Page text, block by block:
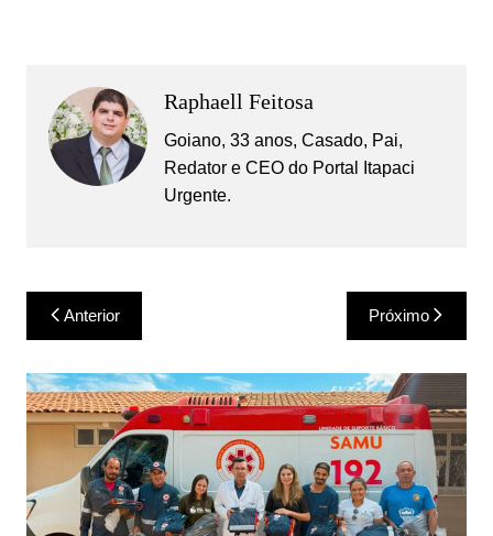
Raphaell Feitosa
Goiano, 33 anos, Casado, Pai,
Redator e CEO do Portal Itapaci
Urgente.
Navegação
de
Post
Anterior Próximo